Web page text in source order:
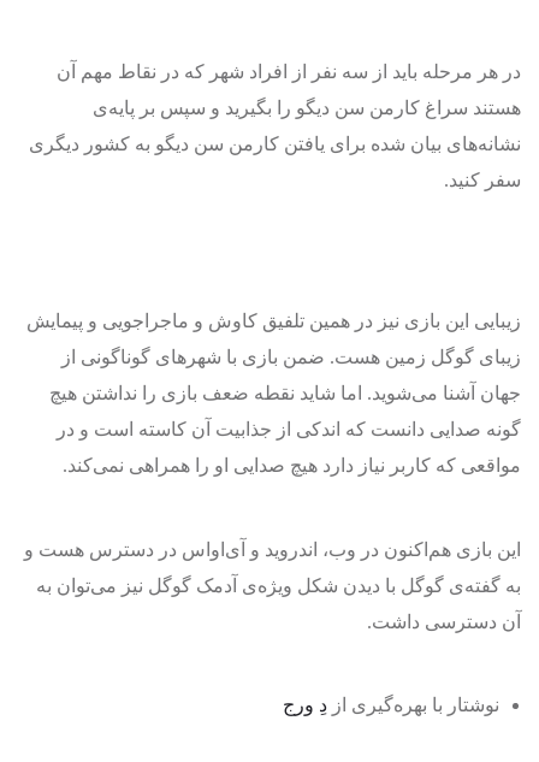
در هر مرحله باید از سه نفر از افراد شهر که در نقاط مهم آن
هستند سراغ کارمن سن دیگو را بگیرید و سپس بر پایه‌ی
نشانه‌های بیان شده برای یافتن کارمن سن دیگو به کشور دیگری
سفر کنید.
زیبایی این بازی نیز در همین تلفیق کاوش و ماجراجویی و پیمایش
زیبای گوگل زمین هست. ضمن بازی با شهرهای گوناگونی از
جهان آشنا می‌شوید. اما شاید نقطه ضعف بازی را نداشتن هیچ
گونه صدایی دانست که اندکی از جذابیت آن کاسته است و در
مواقعی که کاربر نیاز دارد هیچ صدایی او را همراهی نمی‌کند.
این بازی هم‌اکنون در وب، اندروید و آی‌او‌اس در دسترس هست و
به گفته‌ی گوگل با دیدن شکل ویژه‌ی آدمک گوگل نیز می‌توان به
آن دسترسی داشت.
نوشتار با بهره‌گیری از دِ ورج